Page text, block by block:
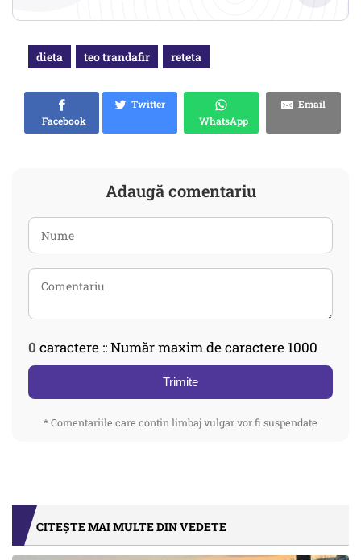
dieta teo trandafir reteta
Facebook
Twitter
WhatsApp
Email
Adaugă comentariu
0 caractere :: Număr maxim de caractere 1000
Trimite
* Comentariile care contin limbaj vulgar vor fi suspendate
CITEȘTE MAI MULTE DIN VEDETE